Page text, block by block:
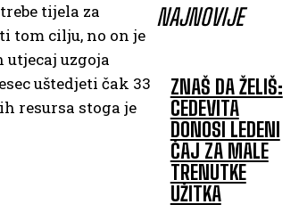
tijela za
tom cilju, no on je
uzgoja
uštedjeti čak 33
resursa stoga je
NAJNOVIJE
ZNAŠ DA ŽELIŠ:
CEDEVITA
DONOSI LEDENI
ČAJ ZA MALE
TRENUTKE
UŽITKA